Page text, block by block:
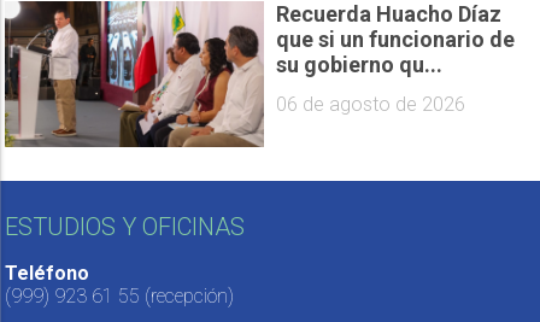
Recuerda Huacho Díaz
que si un funcionario de
su gobierno qu...
06 de agosto de 2026
ESTUDIOS Y OFICINAS
Teléfono
(999) 923 61 55 (recepción)